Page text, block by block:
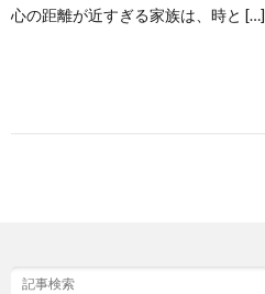
心の距離が近すぎる家族は、時と […]